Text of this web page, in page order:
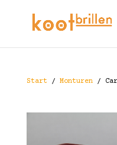
Start/ Monturen/